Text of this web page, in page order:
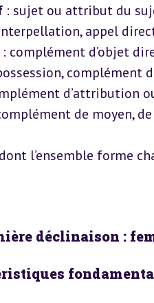
: sujet ou attribut du
appel
: complément d’objet
complément
d’attribution
de moyen,
dont l’ensemble forme
déclinaison :